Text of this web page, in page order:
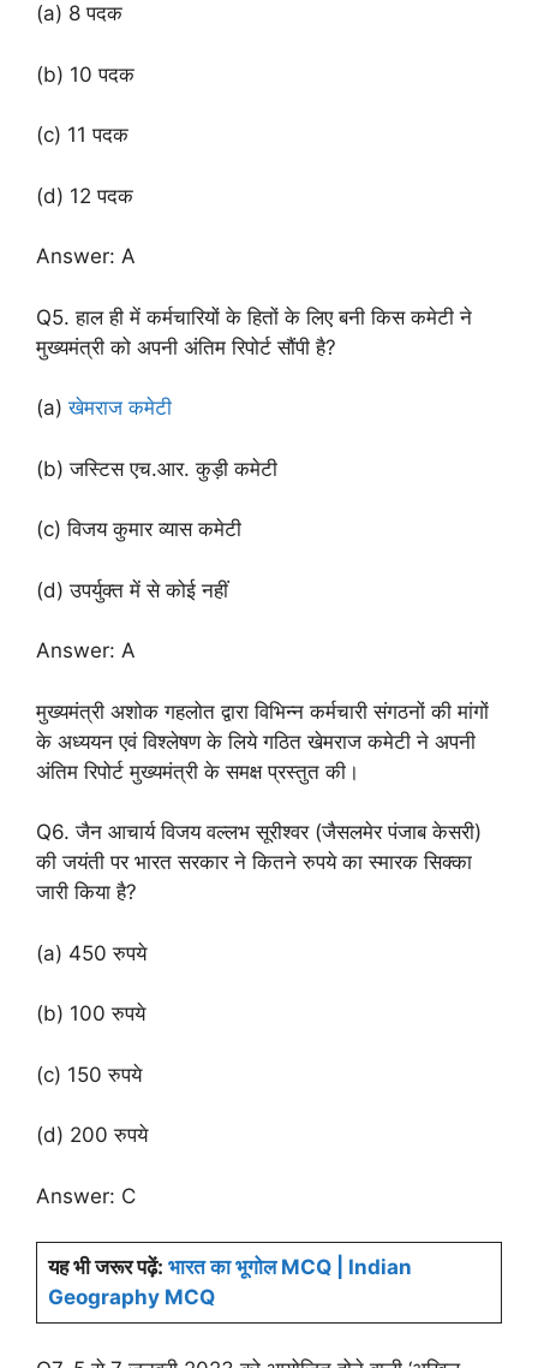
(a) 8 पदक
(b) 10 पदक
(c) 11 पदक
(d) 12 पदक
Answer: A
Q5. हाल ही में कर्मचारियों के हितों के लिए बनी किस कमेटी ने
मुख्यमंत्री को अपनी अंतिम रिपोर्ट सौंपी है?
(a)खेमराज कमेटी
(b) जस्टिस एच.आर. कुड़ी कमेटी
(c) विजय कुमार व्यास कमेटी
(d) उपर्युक्त में से कोई नहीं
Answer: A
मुख्यमंत्री अशोक गहलोत द्वारा विभिन्न कर्मचारी संगठनों की मांगों
के अध्ययन एवं विश्लेषण के लिये गठित खेमराज कमेटी ने अपनी
अंतिम रिपोर्ट मुख्यमंत्री के समक्ष प्रस्तुत की।
Q6. जैन आचार्य विजय वल्लभ सूरीश्वर (जैसलमेर पंजाब केसरी)
की जयंती पर भारत सरकार ने कितने रुपये का स्मारक सिक्का
जारी किया है?
(a) 450 रुपये
(b) 100 रुपये
(c) 150 रुपये
(d) 200 रुपये
Answer: C
यह भी जरूर पढ़ें: भारत का भूगोल MCQ | Indian
Geography MCQ